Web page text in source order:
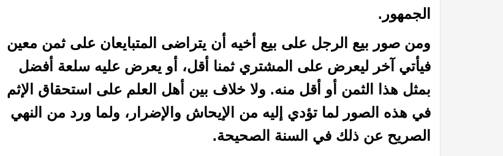
الجمهور.
ومن صور بيع الرجل على بيع أخيه أن يتراضى المتبايعان على ثمن معين
فيأتي آخر ليعرض على المشتري ثمنا أقل، أو يعرض عليه سلعة أفضل
بمثل هذا الثمن أو أقل منه. ولا خلاف بين أهل العلم على استحقاق الإثم
في هذه الصور لما تؤدي إليه من الإيحاش والإضرار، ولما ورد من النهي
الصريح عن ذلك في السنة الصحيحة.الميزان د. محمد عبد المنعم أما القــرونُ فإنهــا لأبيكِ